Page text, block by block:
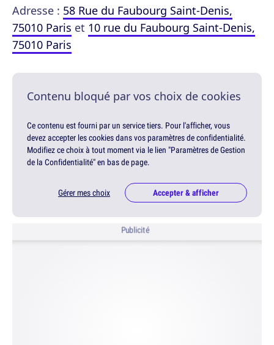
Adresse : 58 Rue du Faubourg Saint-Denis,
75010 Paris et 10 rue du Faubourg Saint-Denis,
75010 Paris
Contenu bloqué par vos choix de cookies
Ce contenu est fourni par un service tiers. Pour l'afficher, vous
devez accepter les cookies dans vos paramètres de confidentialité.
Modifiez ce choix à tout moment via le lien "Paramètres de Gestion
de la Confidentialité" en bas de page.
Gérer mes choix Accepter & afficher
Publicité